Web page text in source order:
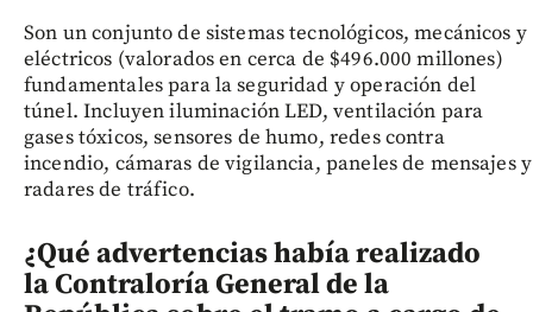
Son un conjunto de sistemas tecnológicos, mecánicos y
eléctricos (valorados en cerca de $496.000 millones)
fundamentales para la seguridad y operación del
túnel. Incluyen iluminación LED, ventilación para
gases tóxicos, sensores de humo, redes contra
incendio, cámaras de vigilancia, paneles de mensajes y
radares de tráfico.
¿Qué advertencias había realizado
la Contraloría General de la